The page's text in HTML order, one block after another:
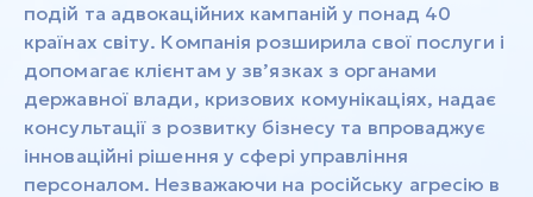
подій та адвокаційних кампаній у понад 40
країнах світу. Компанія розширила свої послуги і
допомагає клієнтам у зв’язках з органами
державної влади, кризових комунікаціях, надає
консультації з розвитку бізнесу та впроваджує
інноваційні рішення у сфері управління
персоналом. Незважаючи на російську агресію в